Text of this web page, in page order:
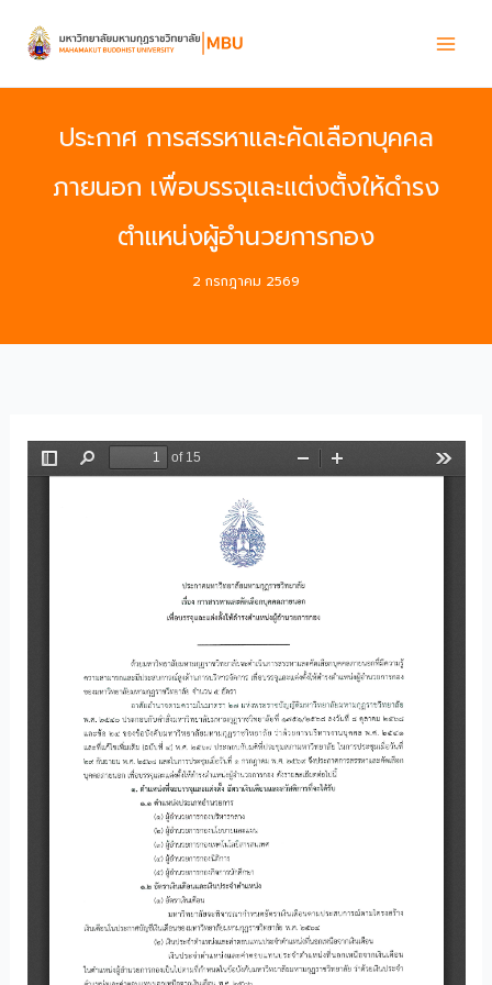
content
ประกาศ การสรรหาและคัดเลือกบุคคล
ภายนอก เพื่อบรรจุและแต่งตั้งให้ดำรง
ตำแหน่งผู้อำนวยการกอง
2 กรกฎาคม 2569